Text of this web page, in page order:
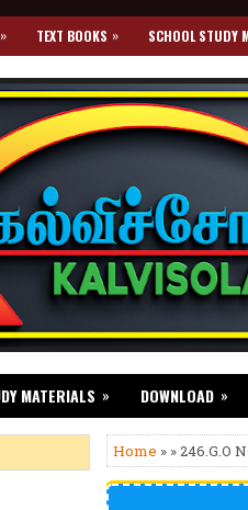
» TEXT BOOKS » SCHOOL STUDY
MATERIALS » DOWNLOAD »
Home » » 246.G.O